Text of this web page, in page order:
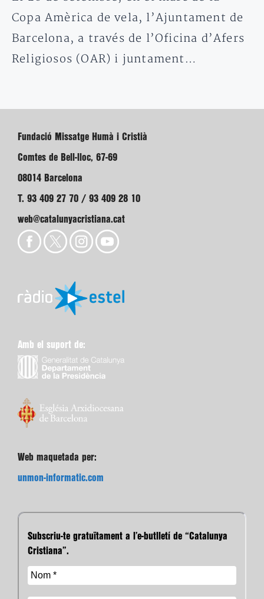
Copa Amèrica de vela, l’Ajuntament de
Barcelona, a través de l’Oficina d’Afers
Religiosos (OAR) i juntament…
Fundació Missatge Humà i Cristià
Comtes de Bell-lloc, 67-69
08014 Barcelona
T. 93 409 27 70 / 93 409 28 10
web@catalunyacristiana.cat
Amb el suport de:
Web maquetada per:
unmon-informatic.com
Subscriu-te gratuïtament a l’e-butlletí de “Catalunya
Cristiana”.